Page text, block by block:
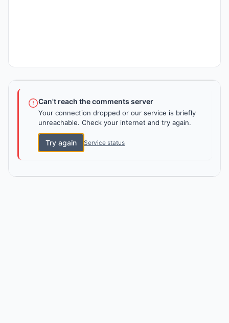
Can't reach the comments server
Your connection dropped or our service is briefly
unreachable. Check your internet and try again.
Try again Service status